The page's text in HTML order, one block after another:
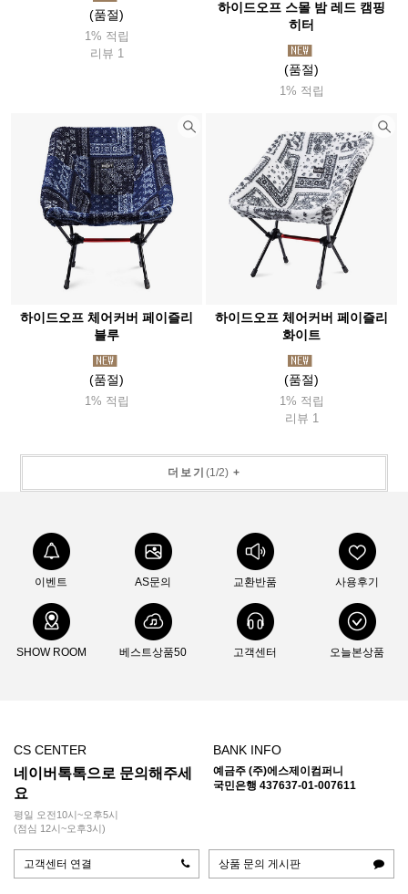
(품절)
1% 적립
리뷰 1
하이드오프 스몰 밤 레드 캠핑
히터
(품절)
1% 적립
하이드오프 체어커버 페이즐리
블루
(품절)
1% 적립
하이드오프 체어커버 페이즐리
화이트
(품절)
1% 적립
리뷰 1
더보기 (1/2)+
이벤트 AS문의 교환반품 사용후기
SHOW ROOM 베스트상품50 고객센터 오늘본상품
CS CENTER
네이버톡톡으로 문의해주세
요
평일 오전10시~오후5시
(점심 12시~오후3시)
BANK INFO
예금주 (주)에스제이컴퍼니
국민은행 437637-01-007611
고객센터 연결 상품 문의 게시판